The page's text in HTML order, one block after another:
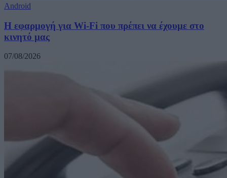
Android
Η εφαρμογή για Wi-Fi που πρέπει να έχουμε στο
κινητό μας
07/08/2026